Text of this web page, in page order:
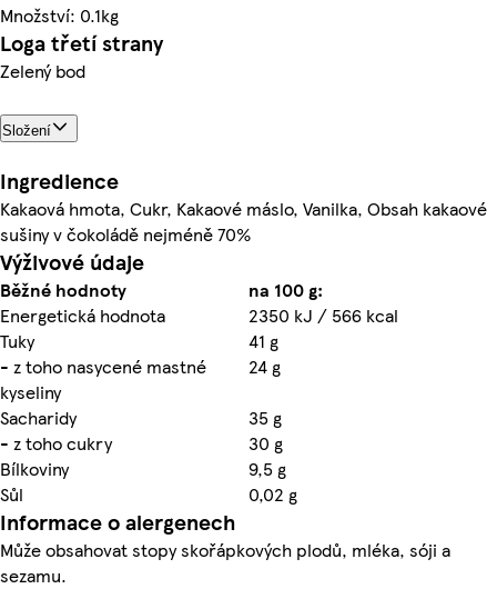
Množství: 0.1kg
Loga třetí strany
Zelený bod
Složení
Ingredience
Kakaová hmota, Cukr, Kakaové máslo, Vanilka, Obsah kakaové
sušiny v čokoládě nejméně 70%
Výživové údaje
Běžné hodnoty
na 100 g:
Energetická hodnota
2350 kJ / 566 kcal
Tuky
41 g
- z toho nasycené mastné
kyseliny
24 g
Sacharidy
35 g
- z toho cukry
30 g
Bílkoviny
9,5 g
Sůl
0,02 g
Informace o alergenech
Může obsahovat stopy skořápkových plodů, mléka, sóji a
sezamu.